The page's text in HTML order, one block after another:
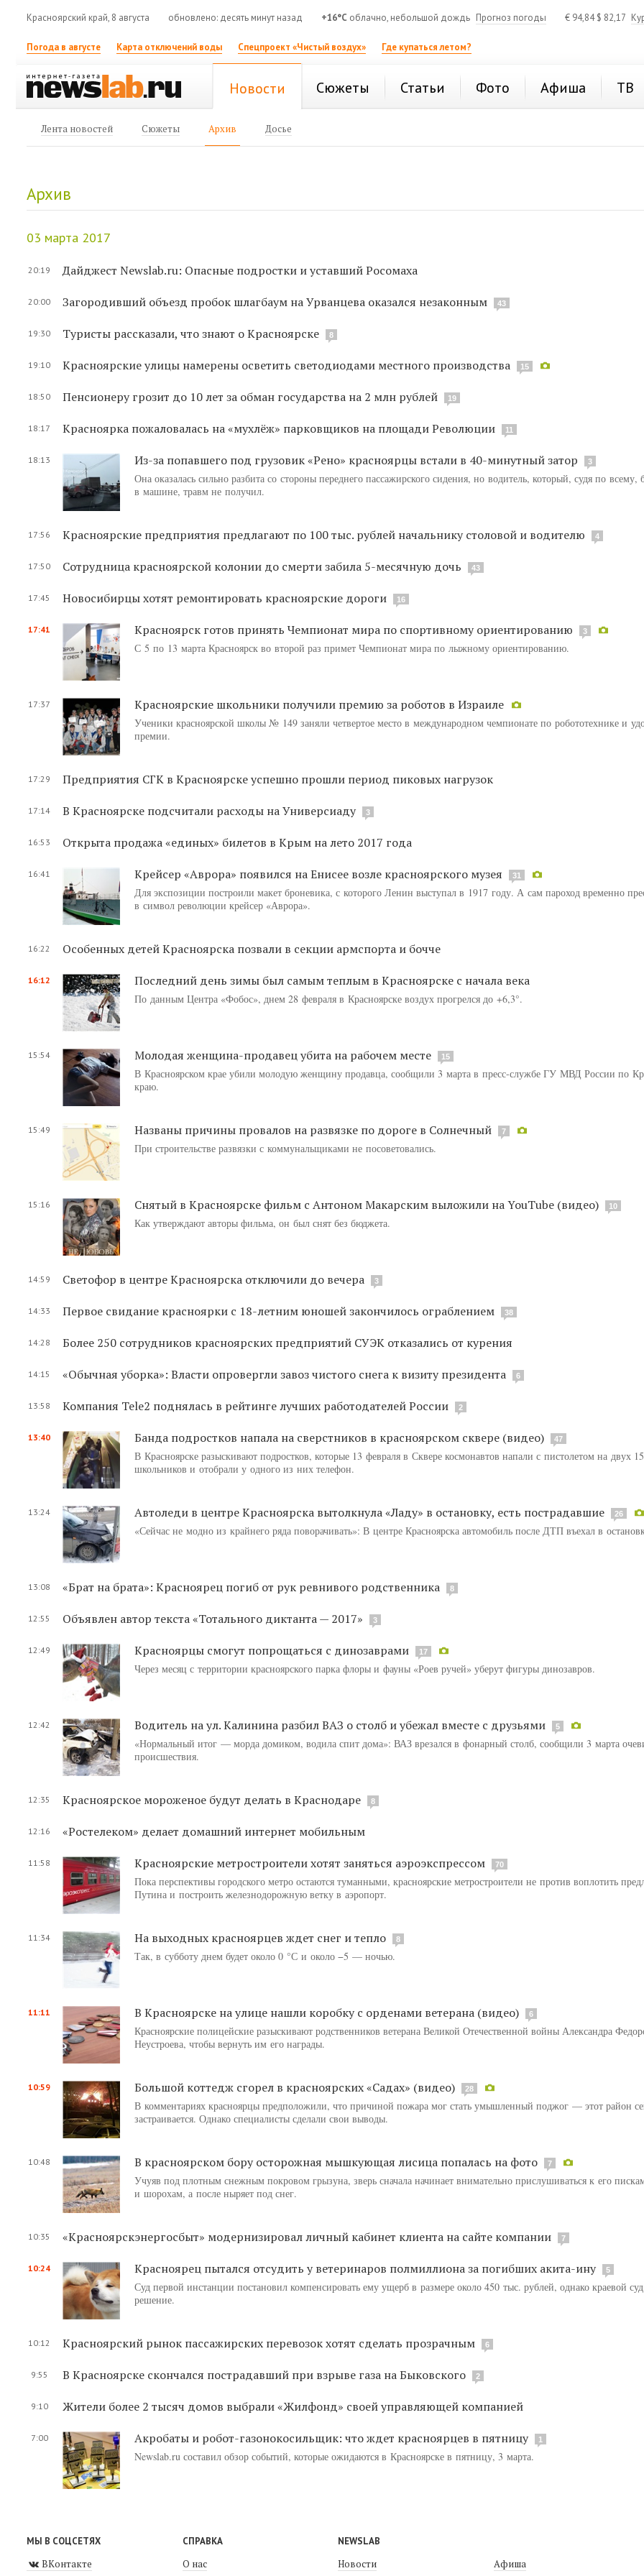
Красноярский край, 8 августа обновлено: десять минут назад +16°C облачно, небольшой дождь Прогноз погоды € 94,84$ 82,17
Погода в августе Карта отключений воды Спецпроект «Чистый воздух» Где купаться летом?
Новости Сюжеты Статьи Фото Афиша ТВ
Лента новостей Сюжеты Архив Досье
Архив
03 марта 2017
20:19 Дайджест Newslab.ru: Опасные подростки и уставший Росомаха
20:00 Загородивший объезд пробок шлагбаум на Урванцева оказался незаконным 43
19:30 Туристы рассказали, что знают о Красноярске 8
19:10 Красноярские улицы намерены осветить светодиодами местного производства 15
18:50 Пенсионеру грозит до 10 лет за обман государства на 2 млн рублей 19
18:17 Красноярка пожаловалась на «мухлёж» парковщиков на площади Революции 11
18:13 Из-за попавшего под грузовик «Рено» красноярцы встали в 40-минутный затор 3
Она оказалась сильно разбита со стороны переднего пассажирского сидения, но водитель, который, судя по всему,
в машине, травм не получил.
17:56 Красноярские предприятия предлагают по 100 тыс. рублей начальнику столовой и водителю 4
17:50 Сотрудница красноярской колонии до смерти забила 5-месячную дочь 43
17:45 Новосибирцы хотят ремонтировать красноярские дороги 16
17:41 Красноярск готов принять Чемпионат мира по спортивному ориентированию 3
С 5 по 13 марта Красноярск во второй раз примет Чемпионат мира по лыжному ориентированию.
17:37 Красноярские школьники получили премию за роботов в Израиле
Ученики красноярской школы № 149 заняли четвертое место в международном чемпионате по робототехнике и
премии.
17:29 Предприятия СГК в Красноярске успешно прошли период пиковых нагрузок
17:14 В Красноярске подсчитали расходы на Универсиаду 3
16:53 Открыта продажа «единых» билетов в Крым на лето 2017 года
16:41 Крейсер «Аврора» появился на Енисее возле красноярского музея 31
Для экспозиции построили макет броневика, с которого Ленин выступал в 1917 году. А сам пароход временно
в символ революции крейсер «Аврора».
16:22 Особенных детей Красноярска позвали в секции армспорта и бочче
16:12 Последний день зимы был самым теплым в Красноярске с начала века
По данным Центра «Фобос», днем 28 февраля в Красноярске воздух прогрелся до +6,3°.
15:54 Молодая женщина-продавец убита на рабочем месте 15
В Красноярском крае убили молодую женщину продавца, сообщили 3 марта в пресс-службе ГУ МВД России по
краю.
15:49 Названы причины провалов на развязке по дороге в Солнечный 7
При строительстве развязки с коммунальщиками не посоветовались.
15:16 Снятый в Красноярске фильм с Антоном Макарским выложили на YouTube (видео) 10
Как утверждают авторы фильма, он был снят без бюджета.
14:59 Светофор в центре Красноярска отключили до вечера 3
14:33 Первое свидание красноярки с 18-летним юношей закончилось ограблением 38
14:28 Более 250 сотрудников красноярских предприятий СУЭК отказались от курения
14:15 «Обычная уборка»: Власти опровергли завоз чистого снега к визиту президента 6
13:58 Компания Tele2 поднялась в рейтинге лучших работодателей России 2
13:40 Банда подростков напала на сверстников в красноярском сквере (видео) 47
В Красноярске разыскивают подростков, которые 13 февраля в Сквере космонавтов напали с пистолетом на двух
школьников и отобрали у одного из них телефон.
13:24 Автоледи в центре Красноярска вытолкнула «Ладу» в остановку, есть пострадавшие 26
«Сейчас не модно из крайнего ряда поворачивать»: В центре Красноярска автомобиль после ДТП въехал в
13:08 «Брат на брата»: Красноярец погиб от рук ревнивого родственника 8
12:55 Объявлен автор текста «Тотального диктанта — 2017» 3
12:49 Красноярцы смогут попрощаться с динозаврами 17
Через месяц с территории красноярского парка флоры и фауны «Роев ручей» уберут фигуры динозавров.
12:42 Водитель на ул. Калинина разбил ВАЗ о столб и убежал вместе с друзьями 5
«Нормальный итог — морда домиком, водила спит дома»: ВАЗ врезался в фонарный столб, сообщили 3 марта
происшествия.
12:35 Красноярское мороженое будут делать в Краснодаре 8
12:16 «Ростелеком» делает домашний интернет мобильным
11:58 Красноярские метростроители хотят заняться аэроэкспрессом 70
Пока перспективы городского метро остаются туманными, красноярские метростроители не против воплотить
Путина и построить железнодорожную ветку в аэропорт.
11:34 На выходных красноярцев ждет снег и тепло 8
Так, в субботу днем будет около 0 °С и около −5 — ночью.
11:11 В Красноярске на улице нашли коробку с орденами ветерана (видео) 6
Красноярские полицейские разыскивают родственников ветерана Великой Отечественной войны Александра
Неустроева, чтобы вернуть им его награды.
10:59 Большой коттедж сгорел в красноярских «Садах» (видео) 28
В комментариях красноярцы предположили, что причиной пожара мог стать умышленный поджог — этот район
застраивается. Однако специалисты сделали свои выводы.
10:48 В красноярском бору осторожная мышкующая лисица попалась на фото 7
Учуяв под плотным снежным покровом грызуна, зверь сначала начинает внимательно прислушиваться к его
и шорохам, а после ныряет под снег.
10:35 «Красноярскэнергосбыт» модернизировал личный кабинет клиента на сайте компании 7
10:24 Красноярец пытался отсудить у ветеринаров полмиллиона за погибших акита-ину 5
Суд первой инстанции постановил компенсировать ему ущерб в размере около 450 тыс. рублей, однако краевой
решение.
10:12 Красноярский рынок пассажирских перевозок хотят сделать прозрачным 6
9:55 В Красноярске скончался пострадавший при взрыве газа на Быковского 2
9:10 Жители более 2 тысяч домов выбрали «Жилфонд» своей управляющей компанией
7:00 Акробаты и робот-газонокосильщик: что ждет красноярцев в пятницу 1
Newslab.ru составил обзор событий, которые ожидаются в Красноярске в пятницу, 3 марта.
МЫ В СОЦСЕТЯХ
ВКонтакте
СПРАВКА
О нас
NEWSLAB
Новости
Афиша